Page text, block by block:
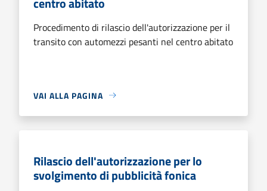
Procedimento di rilascio dell'autorizzazione per il
transito con automezzi pesanti nel centro abitato
VAI ALLA PAGINA
Rilascio dell'autorizzazione per lo
svolgimento di pubblicità fonica